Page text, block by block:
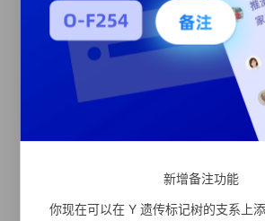
O-MF38352 支系
O-MF37541 支系宗
形成
新增备注功能
你现在可以在 Y 遗传标记树的支系上